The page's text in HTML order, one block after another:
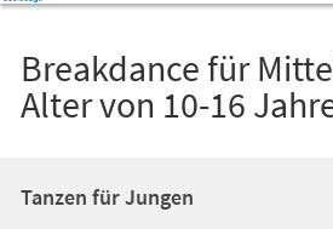
Breakdance für
Alter von 10-16
Tanzen für Jungen